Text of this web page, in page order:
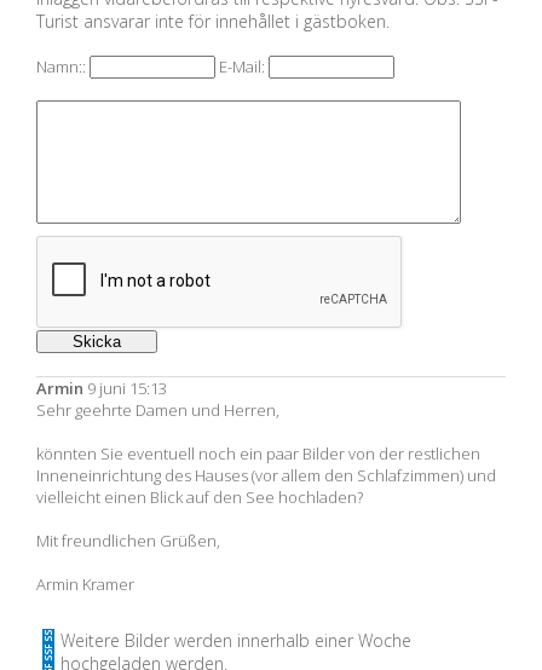
Turist ansvarar inte för innehållet i gästboken.
Namn:: E-Mail:
Armin 9 juni 15:13
Sehr geehrte Damen und Herren,
könnten Sie eventuell noch ein paar Bilder von der restlichen
Inneneinrichtung des Hauses (vor allem den Schlafzimmen) und
vielleicht einen Blick auf den See hochladen?
Mit freundlichen Grüßen,
Armin Kramer
Weitere Bilder werden innerhalb einer Woche
hochgeladen werden.